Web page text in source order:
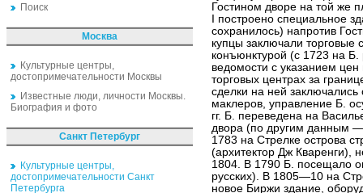
Поиск
Москва
Культурные центры,
достопримечательности Москвы
Известные люди, личности Москвы.
Биография и фото
Санкт Петербург
Культурные центры,
достопримечательности Санкт
Петербурга
Гостином дворе на той же
I построено специальное
сохранилось) напротив
купцы заключали торговые
конъюнктурой (с 1723 на
ведомости с указанием
торговых центрах за
сделки на ней
маклеров, управление Б.
гг. Б. переведена на
двора (по другим данным
1783 на Стрелке острова
(архитектор Дж Кваренги),
1804. В 1790 Б. посещало
русских). В 1805—10 на
новое Биржи здание,